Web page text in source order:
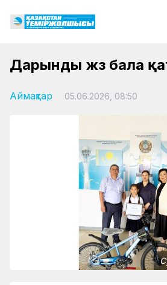
Дарынды жүз бала
Аймақтар 05.06.2026, 08:50